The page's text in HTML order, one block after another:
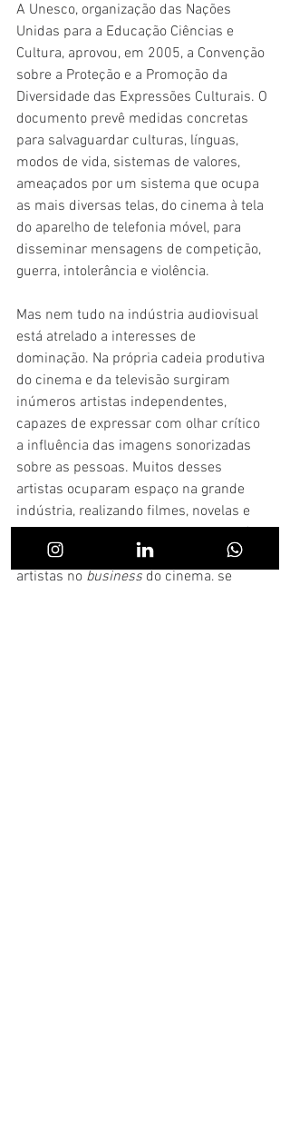
A Unesco, organização das Nações
Unidas para a Educação Ciências e
Cultura, aprovou, em 2005, a Convenção
sobre a Proteção e a Promoção da
Diversidade das Expressões Culturais. O
documento prevê medidas concretas
para salvaguardar culturas, línguas,
modos de vida, sistemas de valores,
ameaçados por um sistema que ocupa
as mais diversas telas, do cinema à tela
do aparelho de telefonia móvel, para
disseminar mensagens de competição,
guerra, intolerância e violência.
Mas nem tudo na indústria audiovisual
está atrelado a interesses de
dominação. Na própria cadeia produtiva
do cinema e da televisão surgiram
inúmeros artistas independentes,
capazes de expressar com olhar crítico
a influência das imagens sonorizadas
sobre as pessoas. Muitos desses
artistas ocuparam espaço na grande
indústria, realizando filmes, novelas e
possível com o envolvimento dos
artistas no business do cinema, se